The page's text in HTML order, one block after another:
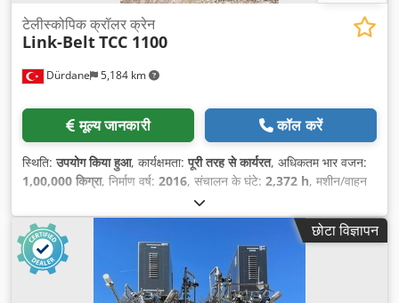
Dürdane 5,184 km
टेलीस्कोपिक क्रॉलर क्रेन
Link-BeltTCC 1100
मूल्य जानकारी कॉल करें
स्थिति:उपयोग किया हुआ, कार्यक्षमता:पूरी तरह से कार्यरत, अधिकतम भार वजन:
1,00,000 किग्रा, निर्माण वर्ष: 2016, संचालन के घंटे: 2,372 h, मशीन/वाहन
कैबिन, क्रेन
छोटा विज्ञापन